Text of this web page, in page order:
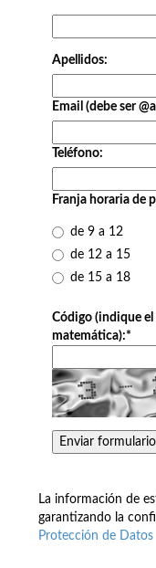
Apellidos:
Email (debe ser
Teléfono:
Franja horaria de
de 9 a 12
de 12 a 15
de 15 a 18
Código (indique
matemática):*
La información de
garantizando la
Protección de Datos